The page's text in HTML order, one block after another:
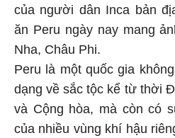
của người dân Inca bản
ăn Peru ngày nay mang
Nha, Châu Phi.
Peru là một quốc gia
dạng về sắc tộc kể từ thời
và Cộng hòa, mà còn có
của nhiều vùng khí hậu